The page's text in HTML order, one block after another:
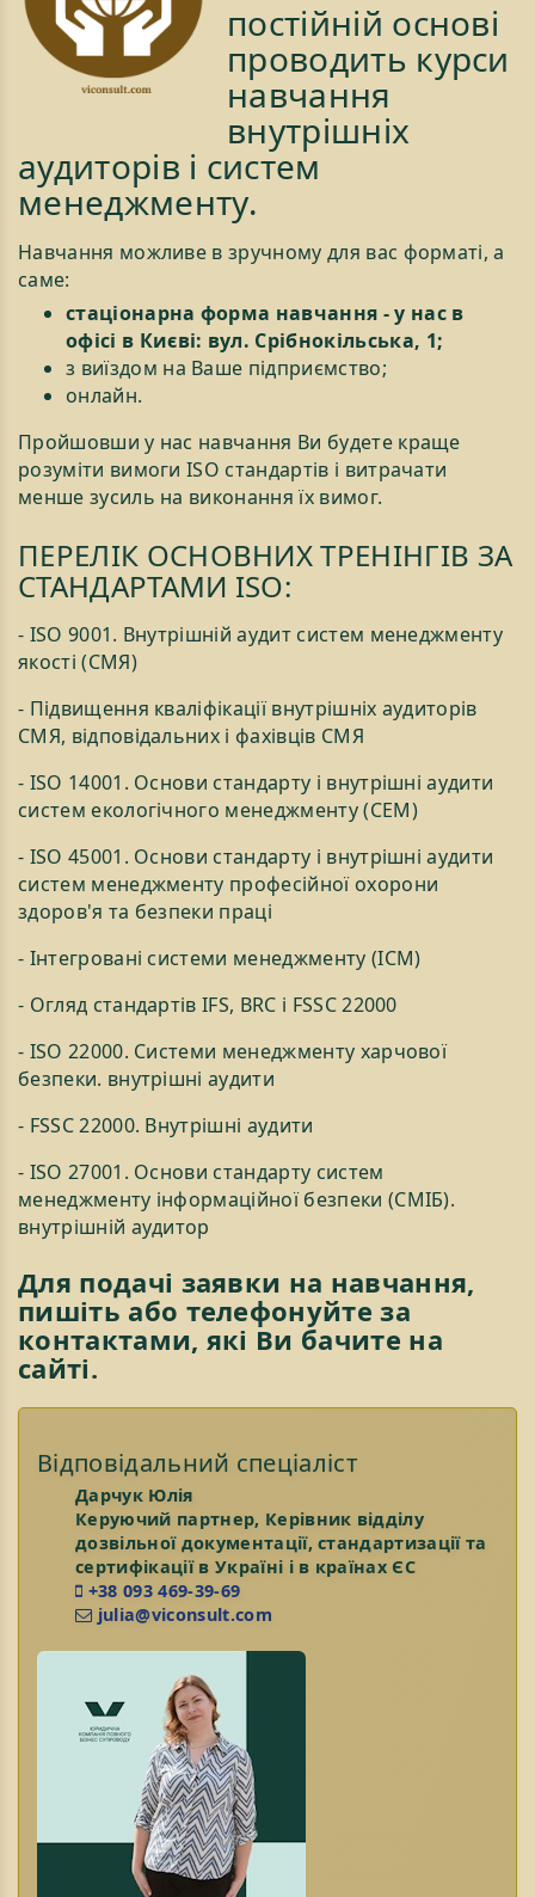
постійній основі
проводить курси
навчання
внутрішніх
аудиторів і систем
менеджменту.
Навчання можливе в зручному для вас форматі, а
саме:
стаціонарна форма навчання - у нас в
офісі в Києві: вул. Срібнокільська, 1;
з виїздом на Ваше підприємство;
онлайн.
Пройшовши у нас навчання Ви будете краще
розуміти вимоги ISO стандартів і витрачати
менше зусиль на виконання їх вимог.
ПЕРЕЛІК ОСНОВНИХ ТРЕНІНГІВ ЗА
СТАНДАРТАМИ ISO:
- ISO 9001. Внутрішній аудит систем менеджменту
якості (СМЯ)
- Підвищення кваліфікації внутрішніх аудиторів
СМЯ, відповідальних і фахівців СМЯ
- ISO 14001. Основи стандарту і внутрішні аудити
систем екологічного менеджменту (СЕМ)
- ISO 45001. Основи стандарту і внутрішні аудити
систем менеджменту професійної охорони
здоров'я та безпеки праці
- Інтегровані системи менеджменту (ІСМ)
- Огляд стандартів IFS, BRC і FSSC 22000
- ISO 22000. Системи менеджменту харчової
безпеки. внутрішні аудити
- FSSC 22000. Внутрішні аудити
- ISO 27001. Основи стандарту систем
менеджменту інформаційної безпеки (СМІБ).
внутрішній аудитор
Для подачі заявки на навчання,
пишіть або телефонуйте за
контактами, які Ви бачите на
сайті.
Відповідальний спеціаліст
Дарчук Юлія
Керуючий партнер, Керівник відділу
дозвільної документації, стандартизації та
сертифікації в Україні і в країнах ЄС
+38 093 469-39-69
julia@viconsult.com